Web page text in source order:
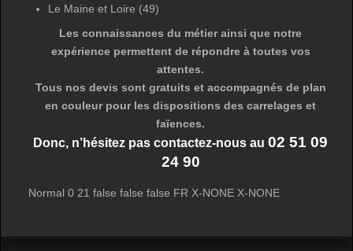
Le Maine et Loire (49)
Les connaissances du métier ainsi que notre
expérience permettent de répondre à toutes vos
attentes.
Tous nos devis sont gratuits et accompagnés de plan
en couleur pour les dispositions des carrelages et
faïences.
Donc, n’hésitez pas contactez-nous au 02 51 09
24 90
Normal 0 21 false false false FR X-NONE X-NONE